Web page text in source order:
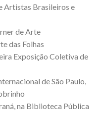
Artistas Brasileiros e
de Arte
das Folhas
Exposição Coletiva de
de São Paulo,
na Biblioteca Pública